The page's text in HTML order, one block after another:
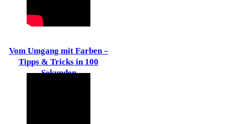
Vom Umgang mit Farben –
Tipps & Tricks in 100
Sekunden